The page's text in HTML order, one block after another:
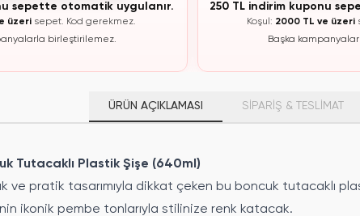
sepette otomatik uygulanır.
üzeri sepet. Kod gerekmez.
birleştirilemez.
250 TL indirim kuponu
Koşul: 2000 TL ve üzeri
Başka
ÜRÜN AÇIKLAMASI SİPARİŞ & TESLİMAT
Tutacaklı Plastik Şişe (640ml)
ve pratik tasarımıyla dikkat çeken bu boncuk tutacaklı
ikonik pembe tonlarıyla stilinize renk katacak.